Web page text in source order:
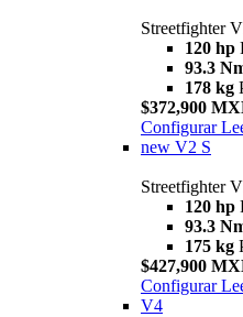
Streetfighter
120 hp
93.3
178 kg
$372,900
Configurar
new V2 S
Streetfighter
120 hp
93.3
175 kg
$427,900
Configurar
V4